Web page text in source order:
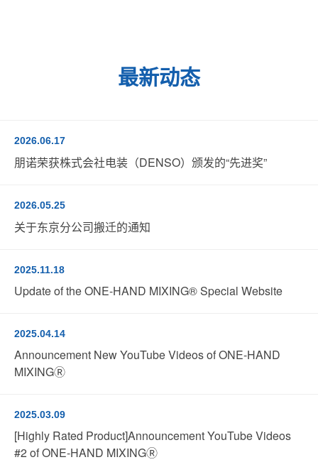
最新动态
2026.06.17
朋诺荣获株式会社电装（DENSO）颁发的“先进奖”
2026.05.25
关于东京分公司搬迁的通知
2025.11.18
Update of the ONE-HAND MIXING® Special Website
2025.04.14
Announcement New YouTube Videos of ONE-HAND
MIXINGⓇ
2025.03.09
[Highly Rated Product]Announcement YouTube Videos
#2 of ONE-HAND MIXINGⓇ